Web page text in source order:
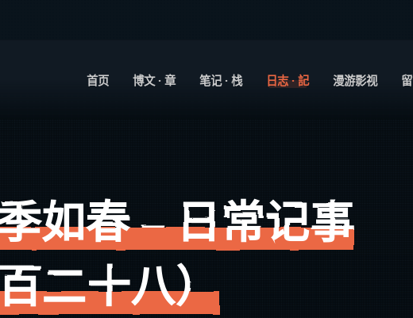
首页 博文 · 章 笔记 · 栈 日志 · 記 漫游影视
如春 – 日常记事
二十八）